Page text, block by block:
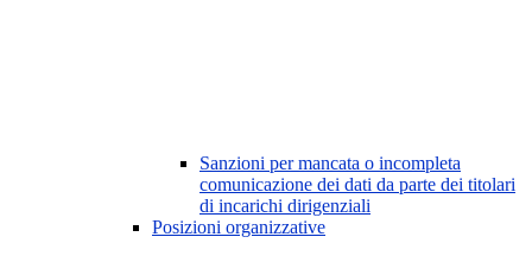
Sanzioni per mancata o incompleta
comunicazione dei dati da parte dei titolari
di incarichi dirigenziali
Posizioni organizzative